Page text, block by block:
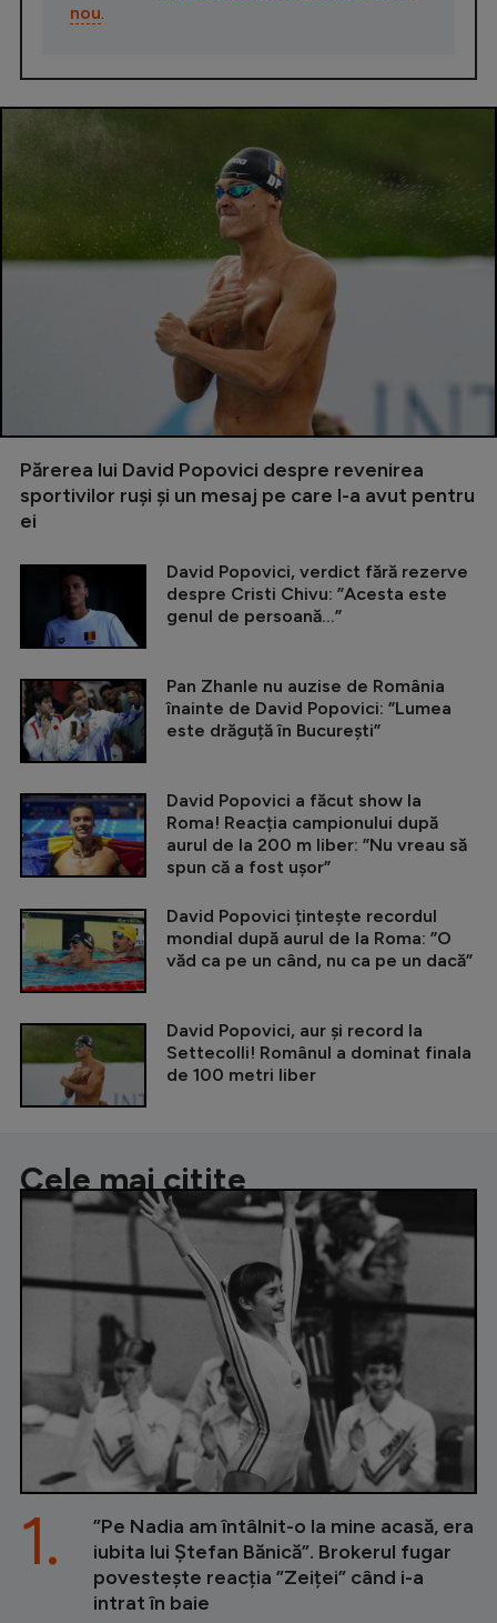
nou
Părerea lui David Popovici despre revenirea
sportivilor ruși și un mesaj pe care l-a avut pentru
ei
David Popovici, verdict fără rezerve
despre Cristi Chivu: ”Acesta este
genul de persoană...”
Pan Zhanle nu auzise de România
înainte de David Popovici: ”Lumea
este drăguță în București”
David Popovici a făcut show la
Roma! Reacția campionului după
aurul de la 200 m liber: ”Nu vreau să
spun că a fost ușor”
David Popovici țintește recordul
mondial după aurul de la Roma: ”O
văd ca pe un când, nu ca pe un dacă”
David Popovici, aur și record la
Settecolli! Românul a dominat finala
de 100 metri liber
Cele mai citite
”Pe Nadia am întâlnit-o la mine acasă, era
iubita lui Ștefan Bănică”. Brokerul fugar
povestește reacția ”Zeiței” când i-a
intrat în baie
1.